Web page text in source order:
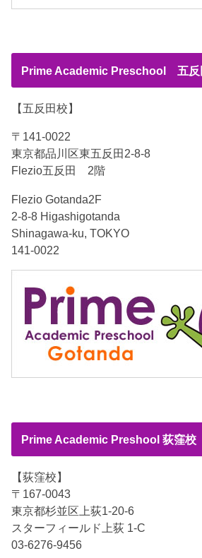
Prime Academic Preschool 五反
【五反田校】
〒141-0022
東京都品川区東五反田2-8-8
Flezio五反田 2階
Flezio Gotanda2F
2-8-8 Higashigotanda
Shinagawa-ku, TOKYO
141-0022
Prime Academic Preshool 荻窪校
【荻窪校】
〒167-0043
東京都杉並区上荻1-20-6
スターフィールド上荻 1-C
03-6276-9456